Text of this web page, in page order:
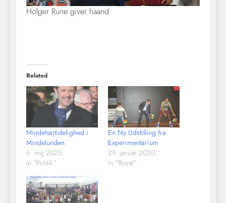
Holger Rune giver haand
Related
Mindehøjtidelighed i
Mindelunden
6. maj 2025
In "Politik"
En Ny Udstilling fra
Experimentarium
29. januar 2020
In "Royal"